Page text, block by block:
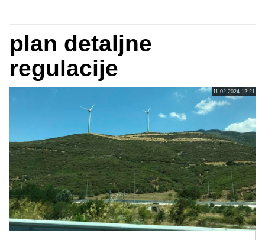
plan detaljne
regulacije
11.02.2024 12:21